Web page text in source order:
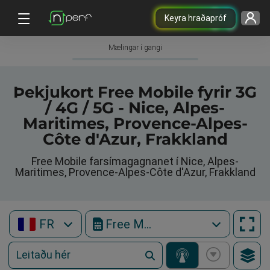
Keyra hraðapróf
Mælingar í gangi
Þekjukort Free Mobile fyrir 3G
/ 4G / 5G - Nice, Alpes-
Maritimes, Provence-Alpes-
Côte d'Azur, Frakkland
Free Mobile farsímagagnanet í Nice, Alpes-
Maritimes, Provence-Alpes-Côte d'Azur, Frakkland
FR Free Mobile